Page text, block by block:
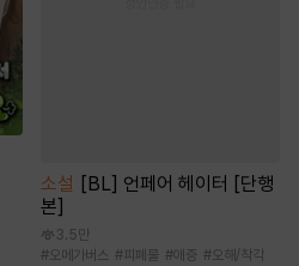
소설
[BL] 언페어 헤이터 [단행
본]
3.5만
#오메가버스 #피폐물 #애증 #오해/착각